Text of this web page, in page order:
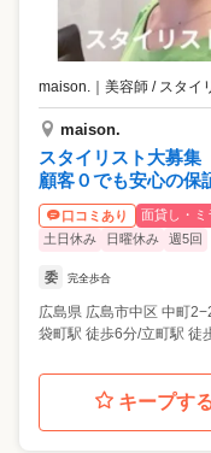
maison. ｜ 美容師 / スタイ
maison.
スタイリスト大募
顧客０でも安心の保
口コミあり 面貸し・ミ
土日休み
日曜休み 週5回
委 完全歩合
広島県 広島市中区 中町
キープす